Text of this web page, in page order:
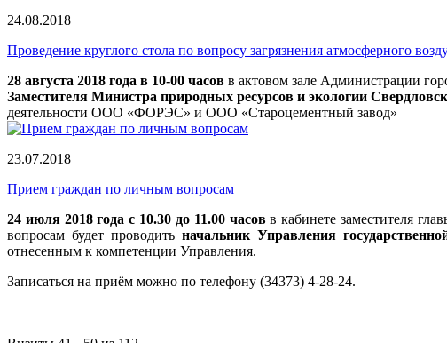
24.08.2018
Проведение круглого стола по вопросу загрязнения атмосферного
28 августа 2018 года в 10-00 часов в актовом зале Администрации
Заместителя Министра природных ресурсов и экологии
деятельности ООО «ФОРЭС» и ООО «Староцементный завод»
23.07.2018
Прием граждан по личным вопросам
24 июля 2018 года с 10.30 до 11.00 часовв кабинете заместителя
вопросам будет проводитьначальник Управления
отнесенным к компетенции Управления.
Записаться на приём можно по телефону (34373) 4-28-24.